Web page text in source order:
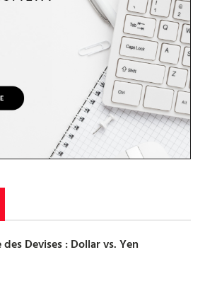
Devises : Dollar vs. Yen